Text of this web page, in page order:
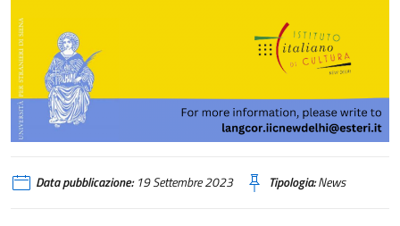
Data pubblicazione:19 Settembre 2023 Tipologia:News